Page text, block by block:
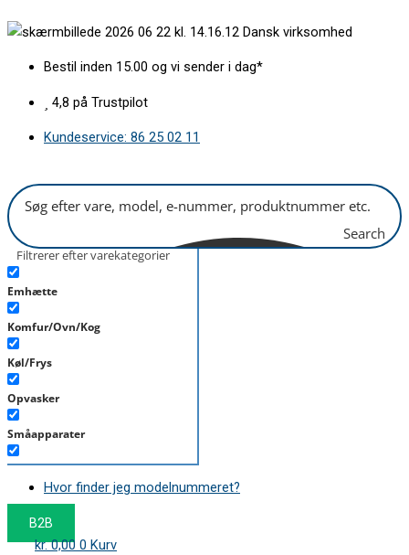
til
Dansk virksomhed
Bestil inden 15.00 og vi sender i dag*
4,8 på Trustpilot
Kundeservice: 86 25 02 11
Search
Filtrerer efter varekategorier
Emhætte
Komfur/Ovn/Kog
Køl/Frys
Opvasker
Småapparater
Støvsuger
Tørretumbler
Tilbehør/Plejemidler
Hvor finder jeg modelnummeret?
B2B
kr.0,00 0 Kurv
H134mm
symboler
antal